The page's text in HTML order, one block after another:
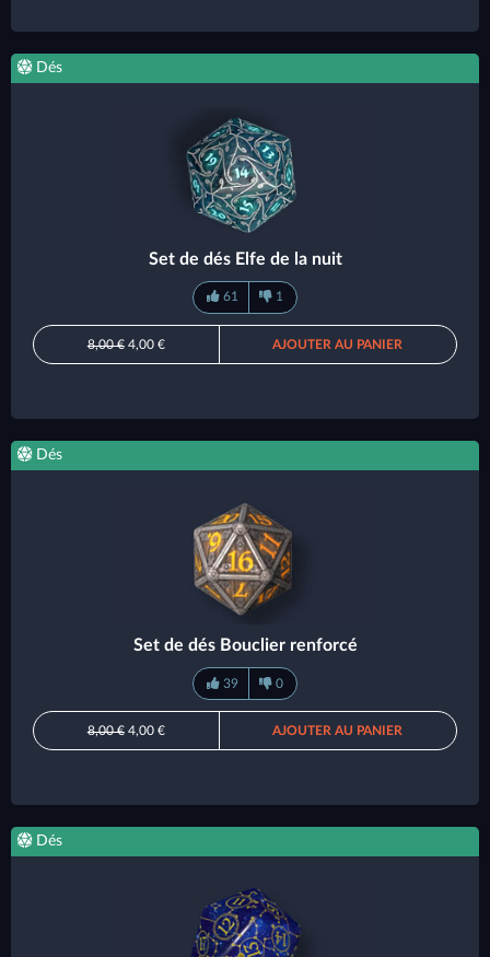
Dés
Set de dés Elfe de la nuit
61 1
8,00 €4,00 € AJOUTER AU PANIER
Dés
Set de dés Bouclier renforcé
39 0
8,00 €4,00 € AJOUTER AU PANIER
Dés